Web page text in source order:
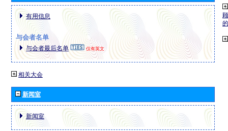
有用信息
与会者名单
与会者最后名单 仅有英文
相关大会
新闻室
新闻室